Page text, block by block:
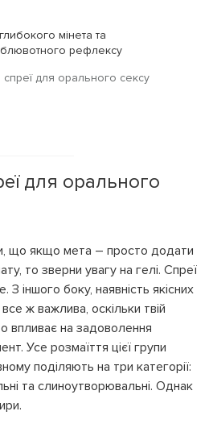
мінета та
рефлексу
спреї для орального сексу
для орального
що якщо мета – просто додати
то зверни увагу на гелі. Спреї
іншого боку, наявність якісних
ж важлива, оскільки твій
на задоволення
Усе розмаїття цієї групи
поділяють на три категорії:
та слиноутворювальні. Однак